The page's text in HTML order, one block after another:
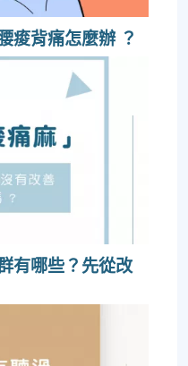
痠背痛怎麼辦 ？
有哪些？先從改